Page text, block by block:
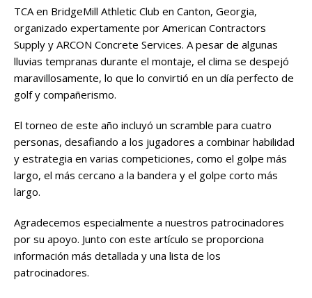
TCA en BridgeMill Athletic Club en Canton, Georgia,
organizado expertamente por American Contractors
Supply y ARCON Concrete Services. A pesar de algunas
lluvias tempranas durante el montaje, el clima se despejó
maravillosamente, lo que lo convirtió en un día perfecto de
golf y compañerismo.
El torneo de este año incluyó un scramble para cuatro
personas, desafiando a los jugadores a combinar habilidad
y estrategia en varias competiciones, como el golpe más
largo, el más cercano a la bandera y el golpe corto más
largo.
Agradecemos especialmente a nuestros patrocinadores
por su apoyo. Junto con este artículo se proporciona
información más detallada y una lista de los
patrocinadores.